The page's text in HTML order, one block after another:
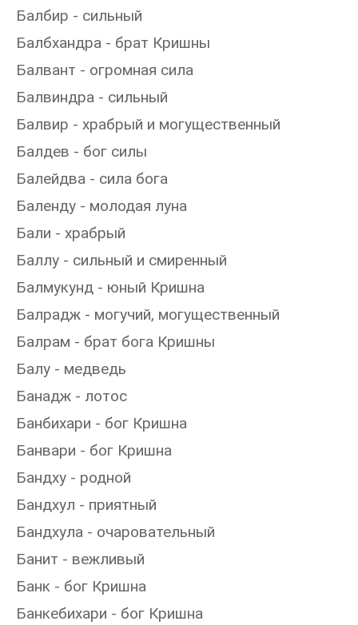
Балбир - сильный
Балбхандра - брат Кришны
Балвант - огромная сила
Балвиндра - сильный
Балвир - храбрый и могущественный
Балдев - бог силы
Балейдва - сила бога
Баленду - молодая луна
Бали - храбрый
Баллу - сильный и смиренный
Балмукунд - юный Кришна
Балрадж - могучий, могущественный
Балрам - брат бога Кришны
Балу - медведь
Банадж - лотос
Банбихари - бог Кришна
Банвари - бог Кришна
Бандху - родной
Бандхул - приятный
Бандхула - очаровательный
Банит - вежливый
Банк - бог Кришна
Банкебихари - бог Кришна